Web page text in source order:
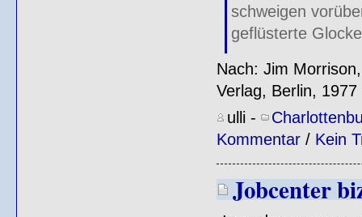
schweigen
geflüsterte
Nach: Jim
Verlag, Berlin, 1977
ulli -
Kommentar/ Kein
Jobcenter